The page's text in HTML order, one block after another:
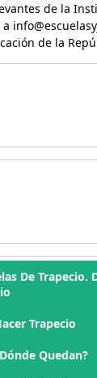
de la
de la
De Trapecio.
Trapecio
Quedan?